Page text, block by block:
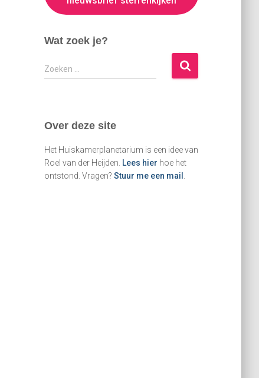
Wat zoek je?
Z
o
n
a
a
r
Zoeken …
Over deze site
Het Huiskamerplanetarium is een idee van
Roel van der Heijden. Lees hier hoe het
ontstond. Vragen? Stuur me een mail